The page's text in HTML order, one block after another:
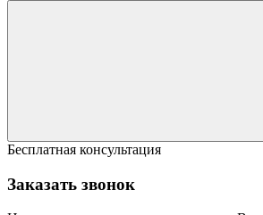
Бесплатная консультация
Заказать звонок